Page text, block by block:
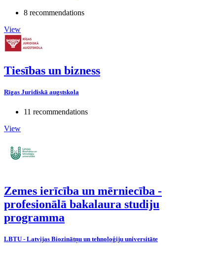
8 recommendations
View
Tiesības un bizness
Rīgas Juridiskā augstskola
11 recommendations
View
Zemes ierīcība un mērniecība -
profesionālā bakalaura studiju
programma
LBTU - Latvijas Biozinātņu un tehnoloģiju universitāte